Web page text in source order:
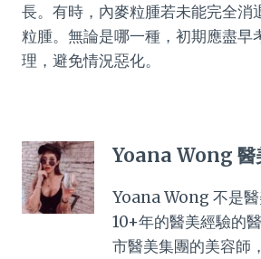
長。有時，內麥粒腫若未能完全消
粒腫。無論是哪一種，初期應盡早
理，避免情況惡化。
Yoana Wong 醫
Yoana Wong 不是
10+年的醫美經驗的
市醫美集團的美容師